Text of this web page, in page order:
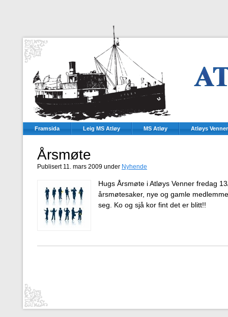
Framsida Leig MS Atløy MS Atløy Atløys Venner
Årsmøte
Publisert 11. mars 2009 under Nyhende
Hugs Årsmøte i Atløys Venner fredag
årsmøtesaker, nye og gamle
seg. Ko og sjå kor fint det er blitt!!